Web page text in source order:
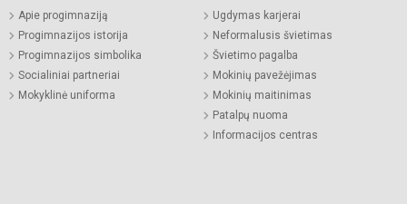
Apie progimnaziją
Progimnazijos istorija
Progimnazijos simbolika
Socialiniai partneriai
Mokyklinė uniforma
Ugdymas karjerai
Neformalusis švietimas
Švietimo pagalba
Mokinių pavežėjimas
Mokinių maitinimas
Patalpų nuoma
Informacijos centras